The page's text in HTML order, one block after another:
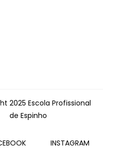
2025 Escola Profissional
de Espinho
INSTAGRAM